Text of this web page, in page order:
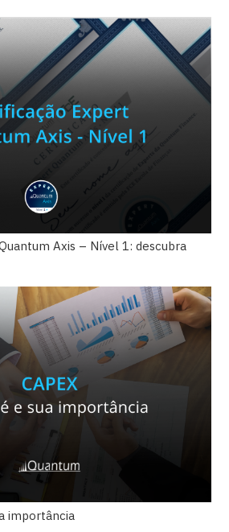
Axis – Nível 1: descubra
importância